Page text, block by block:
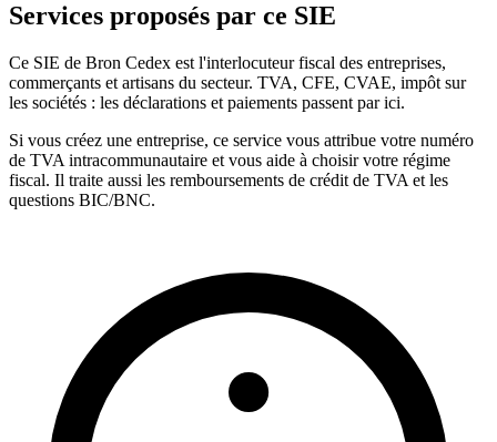
Services proposés par ce SIE
Ce SIE de Bron Cedex est l'interlocuteur fiscal des entreprises,
commerçants et artisans du secteur. TVA, CFE, CVAE, impôt sur
les sociétés : les déclarations et paiements passent par ici.
Si vous créez une entreprise, ce service vous attribue votre numéro
de TVA intracommunautaire et vous aide à choisir votre régime
fiscal. Il traite aussi les remboursements de crédit de TVA et les
questions BIC/BNC.